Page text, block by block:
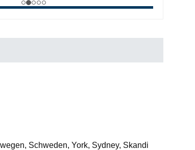
Schweden, York, Sydney, Skandi